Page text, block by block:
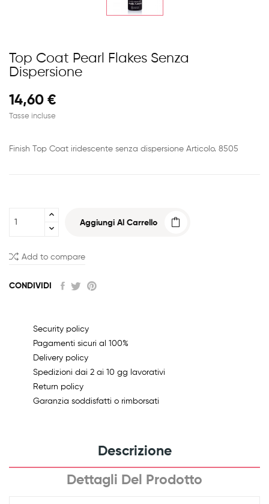
Top Coat Pearl Flakes Senza
Dispersione
14,60 €
Tasse incluse
Finish Top Coat iridescente senza dispersione Articolo. 8505
Aggiungi Al Carrello
Add to compare
CONDIVIDI
Security policy
Pagamenti sicuri al 100%
Delivery policy
Spedizioni dai 2 ai 10 gg lavorativi
Return policy
Garanzia soddisfatti o rimborsati
Descrizione
Dettagli Del Prodotto